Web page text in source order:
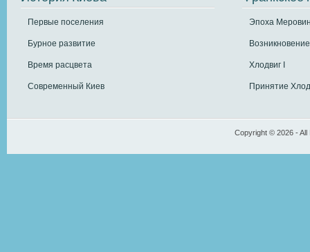
Первые поселения
Бурное развитие
Время расцвета
Современный Киев
Эпоха
Хлодвиг I
Принятие
Copyright © 2026 -